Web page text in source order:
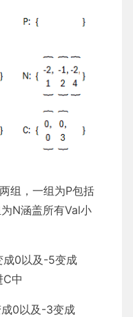
组，一组为P包括
N涵盖所有Val小
成0以及-5变成
中
成0以及-3变成